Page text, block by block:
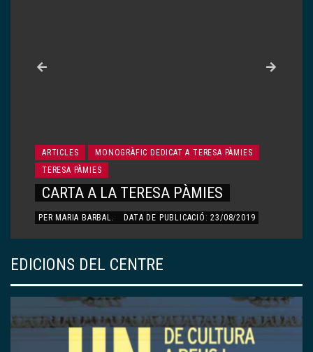
ARTICLES
MONOGRÀFIC DEDICAT A TERESA PÀMIES
TERESA PÀMIES
CARTA A LA TERESA PÀMIES
PER MARIA BARBAL. DATA DE PUBLICACIÓ: 23/08/2019
EDICIONS DEL CENTRE